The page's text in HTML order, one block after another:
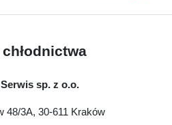
sp. z o.o.
48/3A, 30-611 Kraków